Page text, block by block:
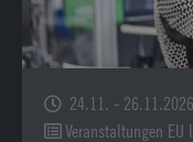
24.11. - 26.11.2026
Veranstaltungen EU